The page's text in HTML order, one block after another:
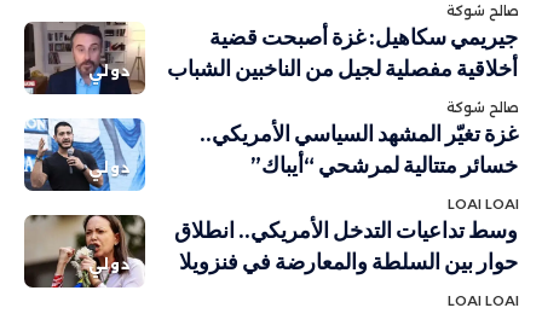
صالح شوكة
دولي
جيريمي سكاهيل: غزة أصبحت قضية
أخلاقية مفصلية لجيل من الناخبين الشباب
صالح شوكة
دولي
غزة تغيّر المشهد السياسي الأمريكي..
خسائر متتالية لمرشحي “أيباك”
LOAI LOAI
دولي
وسط تداعيات التدخل الأمريكي.. انطلاق
حوار بين السلطة والمعارضة في فنزويلا
LOAI LOAI